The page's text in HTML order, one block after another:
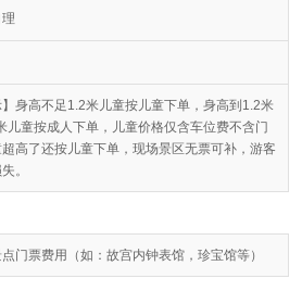
】身高不足1.2米儿童按儿童下单，身高到1.2米
儿童按成人下单，儿童价格仅含车位费不含门
高了还按儿童下单，现场景区无票可补，游客
。
门票费用（如：故宫内钟表馆，珍宝馆等）